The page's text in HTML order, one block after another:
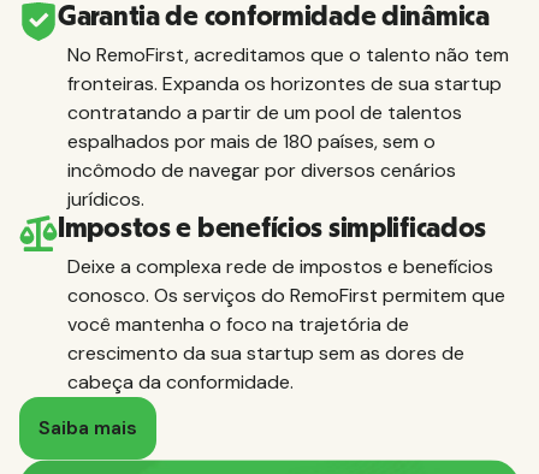
Garantia de conformidade dinâmica
No RemoFirst, acreditamos que o talento não tem
fronteiras. Expanda os horizontes de sua startup
contratando a partir de um pool de talentos
espalhados por mais de 180 países, sem o
incômodo de navegar por diversos cenários
jurídicos.
Impostos e benefícios simplificados
Deixe a complexa rede de impostos e benefícios
conosco. Os serviços do RemoFirst permitem que
você mantenha o foco na trajetória de
crescimento da sua startup sem as dores de
cabeça da conformidade.
Saiba mais